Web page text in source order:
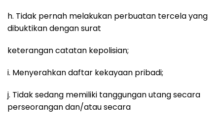
h. Tidak pernah melakukan perbuatan tercela yang
dibuktikan dengan surat
keterangan catatan kepolisian;
i. Menyerahkan daftar kekayaan pribadi;
j. Tidak sedang memiliki tanggungan utang secara
perseorangan dan/atau secara